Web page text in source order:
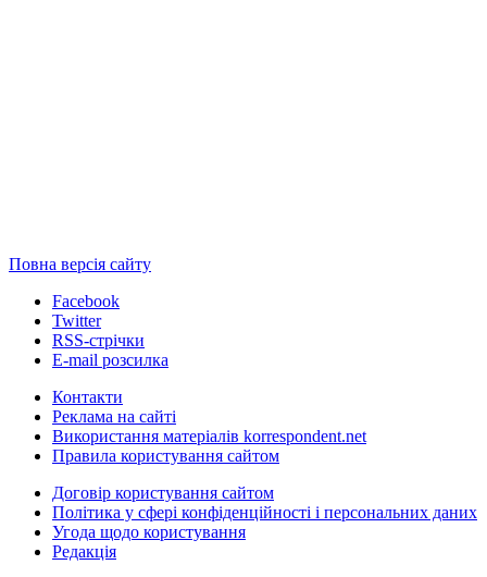
Повна версія сайту
Facebook
Twitter
RSS-стрічки
E-mail розсилка
Контакти
Реклама на сайті
Використання матеріалів korrespondent.net
Правила користування сайтом
Договір користування сайтом
Політика у сфері конфіденційності і персональних даних
Угода щодо користування
Редакція